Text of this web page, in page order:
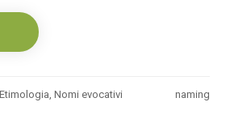
naming
Etimologia, Nomi evocativi